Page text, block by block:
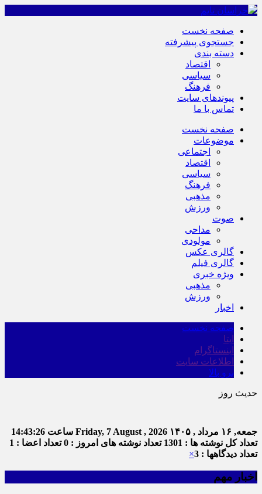
صفحه نخست
جستجوی پیشرفته
دسته بندی
اقتصاد
سیاسی
فرهنگ
پیوندهای سایت
تماس با ما
صفحه نخست
موضوعات
اجتماعی
اقتصاد
سیاسی
فرهنگ
مذهبی
ورزش
صوت
مداحی
مولودی
گالری عکس
گالری فیلم
ویژه خبری
مذهبی
ورزش
اخبار
صفحه نخست
ایتا
اینستاگرام
اطلاعات سایت
برو بالا
حدیث روز
جمعه, ۱۶ مرداد , ۱۴۰۵ Friday, 7 August , 2026 ساعت 14:43:26
تعداد کل نوشته ها : 1301
تعداد نوشته های امروز : 0
تعداد اعضا : 1
تعداد دیدگاهها : 3
×
اخبار مهم